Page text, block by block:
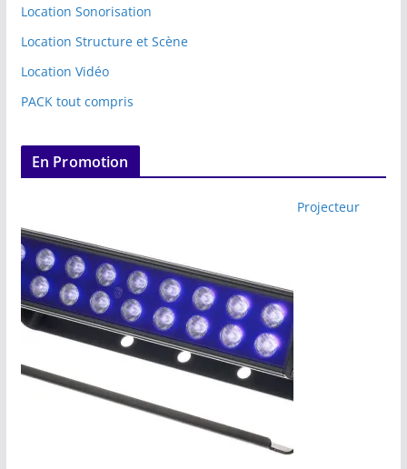
Location Sonorisation
Location Structure et Scène
Location Vidéo
PACK tout compris
En Promotion
Projecteur